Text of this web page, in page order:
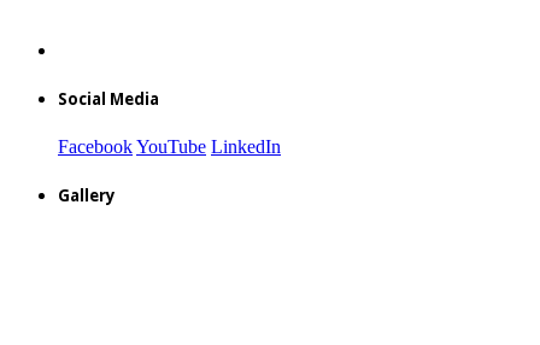
Social Media
FacebookYouTube LinkedIn
Gallery